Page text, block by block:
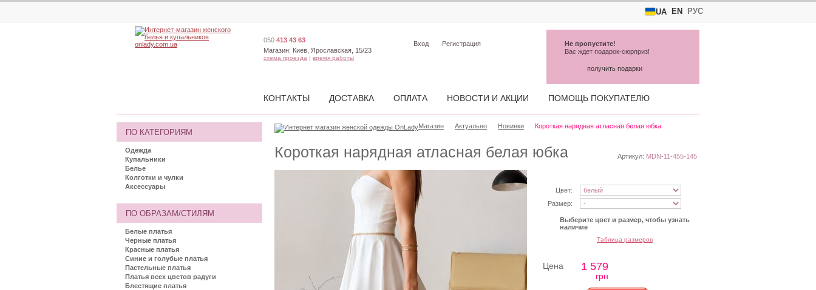
UA EN РУС
Короткая нарядная атласная белая юбка Артикул: MDN-11-455-145
Цвет:
Размер:
Выберите цвет и размер, чтобы узнать
наличие
Таблица размеров
Цена 1 579
грн
Магазин Актуально Новинки Короткая нарядная атласная белая юбка
ПО КАТЕГОРИЯМ
Одежда
Купальники
Белье
Колготки и чулки
Аксессуары
ПО ОБРАЗАМ/СТИЛЯМ
Белые платья
Черные платья
Красные платья
Синие и голубые платья
Пастельные платья
Платья всех цветов радуги
Блестящие платья
050 413 43 63
Магазин: Киев, Ярославская, 15/23
схема проезда | время работы
Вход Регистрация
КОНТАКТЫ ДОСТАВКА ОПЛАТА НОВОСТИ И АКЦИИ ПОМОЩЬ ПОКУПАТЕЛЮ
Не пропустите!
Вас ждет подарок-сюрприз!
получить подарки